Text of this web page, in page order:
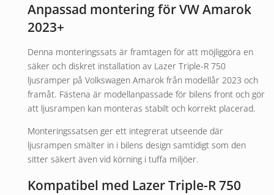
Anpassad montering för VW Amarok
2023+
Denna monteringssats är framtagen för att möjliggöra en
säker och diskret installation av Lazer Triple-R 750
ljusramper på Volkswagen Amarok från modellår 2023 och
framåt. Fästena är modellanpassade för bilens front och gör
att ljusrampen kan monteras stabilt och korrekt placerad.
Monteringssatsen ger ett integrerat utseende där
ljusrampen smälter in i bilens design samtidigt som den
sitter säkert även vid körning i tuffa miljöer.
Kompatibel med Lazer Triple-R 750